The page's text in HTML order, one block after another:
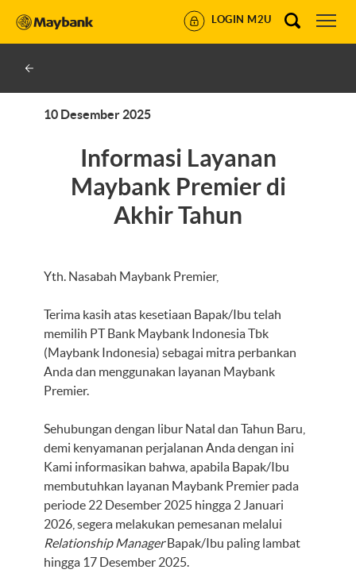
LOGIN M2U
10 Desember 2025
Informasi Layanan
Maybank Premier di
Akhir Tahun
Yth. Nasabah Maybank Premier,
Terima kasih atas kesetiaan Bapak/Ibu telah
memilih PT Bank Maybank Indonesia Tbk
(Maybank Indonesia) sebagai mitra perbankan
Anda dan menggunakan layanan Maybank
Premier.
Sehubungan dengan libur Natal dan Tahun Baru,
demi kenyamanan perjalanan Anda dengan ini
Kami informasikan bahwa, apabila Bapak/Ibu
membutuhkan layanan Maybank Premier pada
periode 22 Desember 2025 hingga 2 Januari
2026, segera melakukan pemesanan melalui
Relationship ManagerBapak/Ibu paling lambat
hingga 17 Desember 2025.